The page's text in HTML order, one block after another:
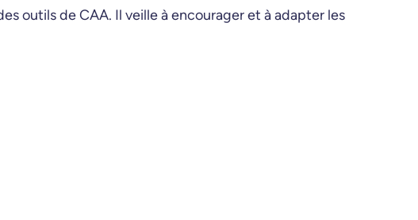
outils de CAA. Il veille à encourager et à adapter les